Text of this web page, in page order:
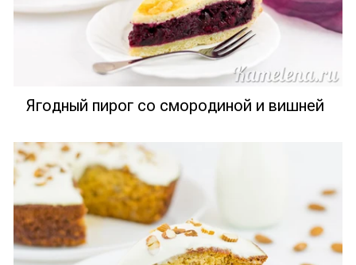
Ягодный пирог со смородиной и вишней